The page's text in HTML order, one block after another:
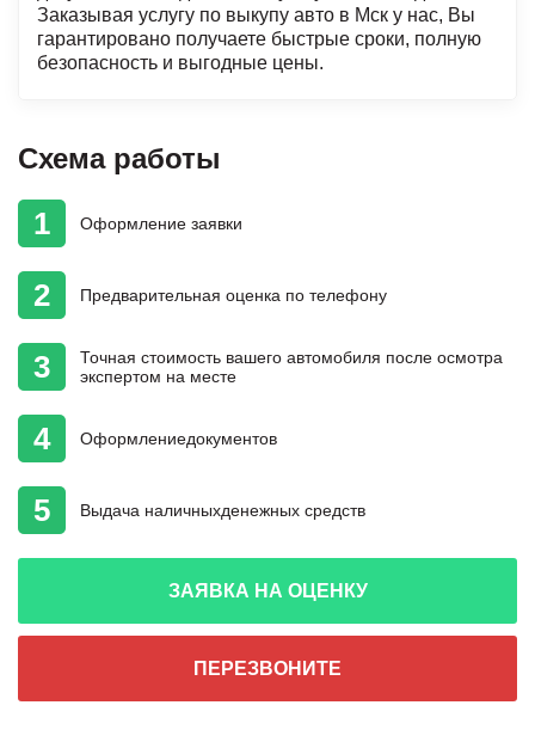
Заказывая услугу по выкупу авто в Мск у нас, Вы
гарантировано получаете быстрые сроки, полную
безопасность и выгодные цены.
Схема работы
1 Оформление заявки
2 Предварительная оценка по телефону
3 Точная стоимость вашего автомобиля после осмотра
экспертом на месте
4 Оформлениедокументов
5 Выдача наличныхденежных средств
ЗАЯВКА НА ОЦЕНКУ
ПЕРЕЗВОНИТЕ